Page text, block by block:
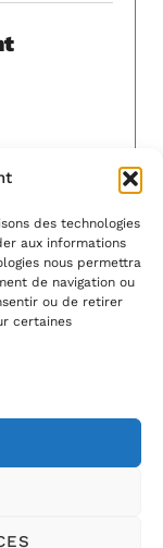
des technologies
aux informations
nous permettra
de navigation ou
ou de retirer
certaines
contactez-
.
DE